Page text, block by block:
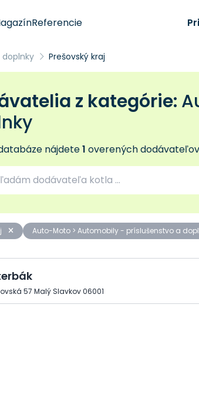
Referencie
Prešovský kraj
z kategórie:
nájdete1 overených dodávateľov
Auto-Moto > Automobily - príslušenstvo a
57 Malý Slavkov 06001